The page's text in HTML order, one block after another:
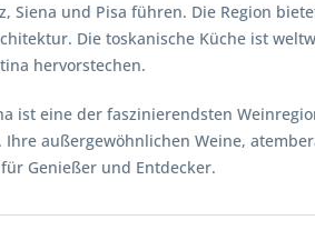
Siena und Pisa führen. Die Region
Die toskanische Küche ist
hervorstechen.
ist eine der faszinierendsten
Ihre außergewöhnlichen Weine,
Genießer und Entdecker.